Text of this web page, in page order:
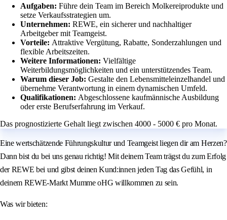
Aufgaben: Führe dein Team im Bereich Molkereiprodukte und
setze Verkaufsstrategien um.
Unternehmen: REWE, ein sicherer und nachhaltiger
Arbeitgeber mit Teamgeist.
Vorteile: Attraktive Vergütung, Rabatte, Sonderzahlungen und
flexible Arbeitszeiten.
Weitere Informationen: Vielfältige
Weiterbildungsmöglichkeiten und ein unterstützendes Team.
Warum dieser Job: Gestalte den Lebensmitteleinzelhandel und
übernehme Verantwortung in einem dynamischen Umfeld.
Qualifikationen: Abgeschlossene kaufmännische Ausbildung
oder erste Berufserfahrung im Verkauf.
Das prognostizierte Gehalt liegt zwischen 4000 - 5000 € pro Monat.
Eine wertschätzende Führungskultur und Teamgeist liegen dir am Herzen?
Dann bist du bei uns genau richtig! Mit deinem Team trägst du zum Erfolg
der REWE bei und gibst deinen Kund:innen jeden Tag das Gefühl, in
deinem REWE-Markt Mumme oHG willkommen zu sein.
Was wir bieten: